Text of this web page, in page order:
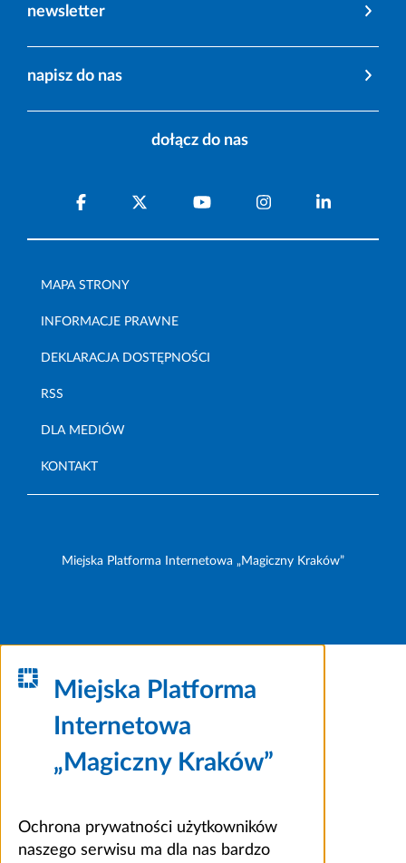
newsletter
napisz do nas
dołącz do nas
MAPA STRONY
INFORMACJE PRAWNE
DEKLARACJA DOSTĘPNOŚCI
RSS
DLA MEDIÓW
KONTAKT
Miejska Platforma Internetowa „Magiczny Kraków”
Miejska Platforma
Internetowa
„Magiczny Kraków”
Ochrona prywatności użytkowników
naszego serwisu ma dla nas bardzo